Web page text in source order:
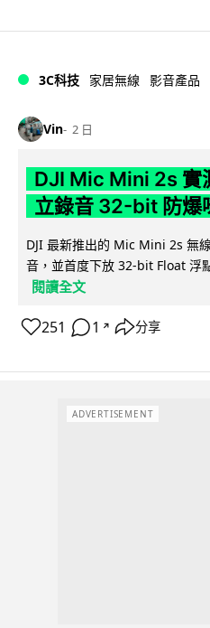
3C科技 家居無線 影音產品
Vin 2 日
DJI Mic Mini 2s 實
立錄音 32-bit 防爆
DJI 最新推出的 Mic Mini 2s 無
音，並首度下放 32-bit Float 浮
閱讀全文
251 1 ↗ 分享
ADVERTISEMENT